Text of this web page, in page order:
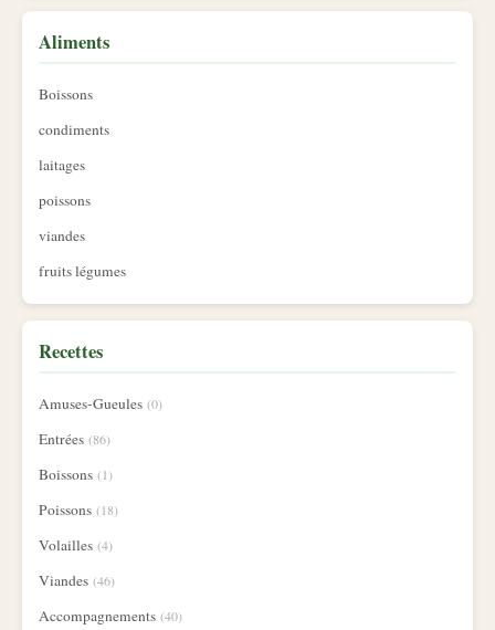
Aliments
Boissons
condiments
laitages
poissons
viandes
fruits légumes
Recettes
Amuses-Gueules (0)
Entrées (86)
Boissons (1)
Poissons (18)
Volailles (4)
Viandes (46)
Accompagnements (40)